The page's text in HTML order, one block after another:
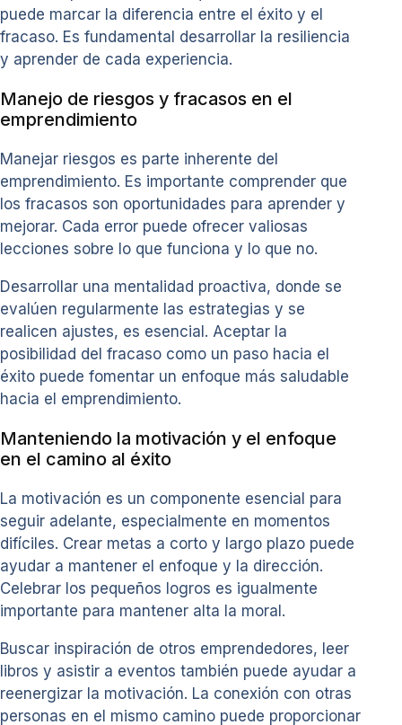
puede marcar la diferencia entre el éxito y el
fracaso. Es fundamental desarrollar la resiliencia
y aprender de cada experiencia.
Manejo de riesgos y fracasos en el
emprendimiento
Manejar riesgos es parte inherente del
emprendimiento. Es importante comprender que
los fracasos son oportunidades para aprender y
mejorar. Cada error puede ofrecer valiosas
lecciones sobre lo que funciona y lo que no.
Desarrollar una mentalidad proactiva, donde se
evalúen regularmente las estrategias y se
realicen ajustes, es esencial. Aceptar la
posibilidad del fracaso como un paso hacia el
éxito puede fomentar un enfoque más saludable
hacia el emprendimiento.
Manteniendo la motivación y el enfoque
en el camino al éxito
La motivación es un componente esencial para
seguir adelante, especialmente en momentos
difíciles. Crear metas a corto y largo plazo puede
ayudar a mantener el enfoque y la dirección.
Celebrar los pequeños logros es igualmente
importante para mantener alta la moral.
Buscar inspiración de otros emprendedores, leer
libros y asistir a eventos también puede ayudar a
reenergizar la motivación. La conexión con otras
personas en el mismo camino puede proporcionar